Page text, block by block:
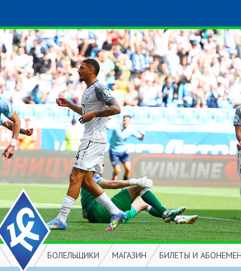
БОЛЕЛЬЩИКИ
МАГАЗИН
БИЛЕТЫ И